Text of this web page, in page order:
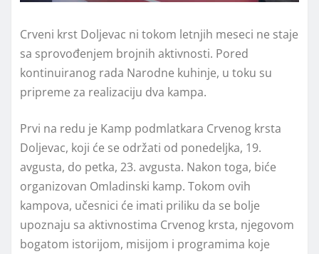
Crveni krst Doljevac ni tokom letnjih meseci ne staje
sa sprovođenjem brojnih aktivnosti. Pored
kontinuiranog rada Narodne kuhinje, u toku su
pripreme za realizaciju dva kampa.
Prvi na redu je Kamp podmlatkara Crvenog krsta
Doljevac, koji će se održati od ponedeljka, 19.
avgusta, do petka, 23. avgusta. Nakon toga, biće
organizovan Omladinski kamp. Tokom ovih
kampova, učesnici će imati priliku da se bolje
upoznaju sa aktivnostima Crvenog krsta, njegovom
bogatom istorijom, misijom i programima koje